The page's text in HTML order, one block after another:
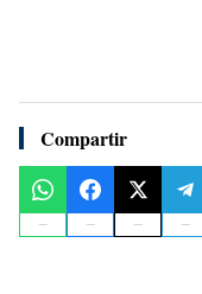
Compartir